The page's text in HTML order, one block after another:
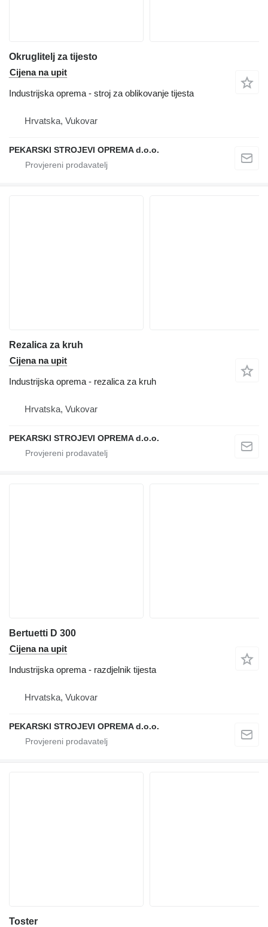
Okruglitelj za tijesto
Cijena na upit
Industrijska oprema - stroj za oblikovanje tijesta
Hrvatska, Vukovar
PEKARSKI STROJEVI OPREMA d.o.o.
Rezalica za kruh
Cijena na upit
Industrijska oprema - rezalica za kruh
Hrvatska, Vukovar
PEKARSKI STROJEVI OPREMA d.o.o.
Bertuetti D 300
Cijena na upit
Industrijska oprema - razdjelnik tijesta
Hrvatska, Vukovar
PEKARSKI STROJEVI OPREMA d.o.o.
Toster